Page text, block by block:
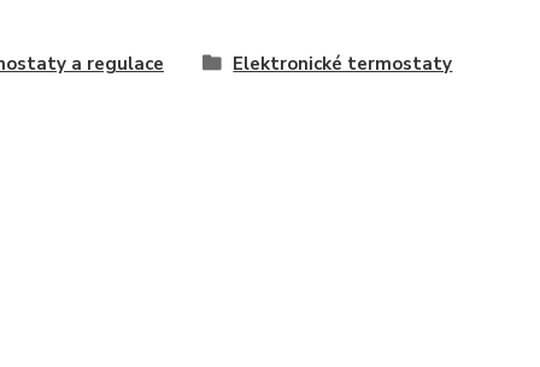
a regulace Elektronické termostaty